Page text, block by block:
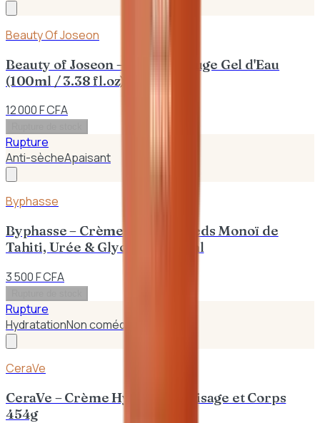
Beauty Of Joseon
Beauty of Joseon – Haricot Rouge Gel d'Eau
(100ml / 3.38 fl.oz)
12 000 F CFA
Rupture
Anti-sècheApaisant
Byphasse
Byphasse – Crème Confort Pieds Monoï de
Tahiti, Urée & Glycérine 150ml
3 500 F CFA
Rupture
HydratationNon comédogène
CeraVe
CeraVe – Crème Hydratante Visage et Corps
454g